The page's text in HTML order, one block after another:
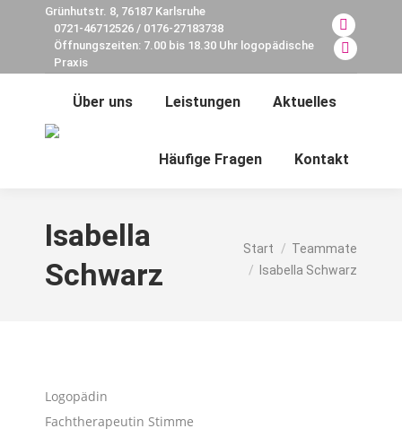
Grünhutstr. 8, 76187 Karlsruhe
0721-46712526 / 0176-27183738
Öffnungszeiten: 7.00 bis 18.30 Uhr logopädische
Praxis
Facebook
page
window
E-
in
Über uns Leistungen Aktuelles
Häufige Fragen Kontakt
Isabella
Schwarz
Sie befinden sich hier:
Start
Teammate
Isabella Schwarz
Logopädin
Fachtherapeutin Stimme